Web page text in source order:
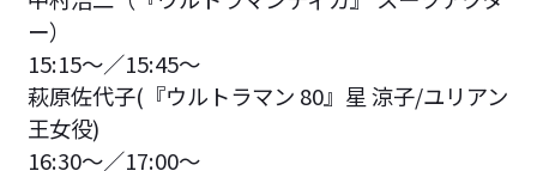
ー）
15:15〜／15:45～
萩原佐代子(『ウルトラマン 80』星 涼子/ユリアン
王女役)
16:30〜／17:00～